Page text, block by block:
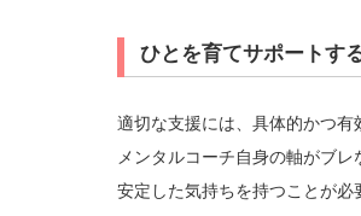
ひとを育てサポートす
適切な支援には、具体的かつ有
メンタルコーチ自身の軸がブレ
安定した気持ちを持つことが必